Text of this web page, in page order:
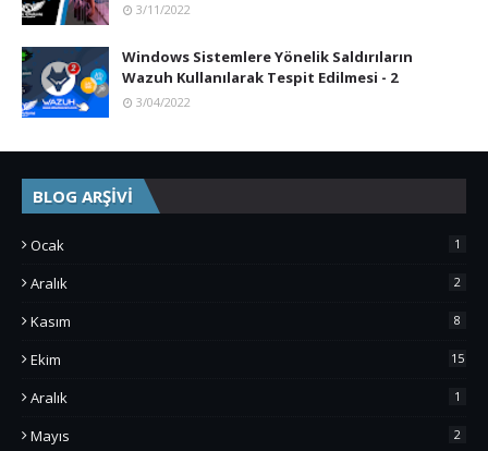
3/11/2022
Windows Sistemlere Yönelik Saldırıların
Wazuh Kullanılarak Tespit Edilmesi - 2
3/04/2022
BLOG ARŞİVİ
Ocak 1
Aralık 2
Kasım 8
Ekim 15
Aralık 1
Mayıs 2